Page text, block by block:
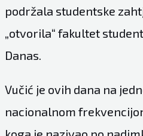
podržala studentske
„otvorila“ fakultet
Danas.
Vučić je ovih dana na
nacionalnom